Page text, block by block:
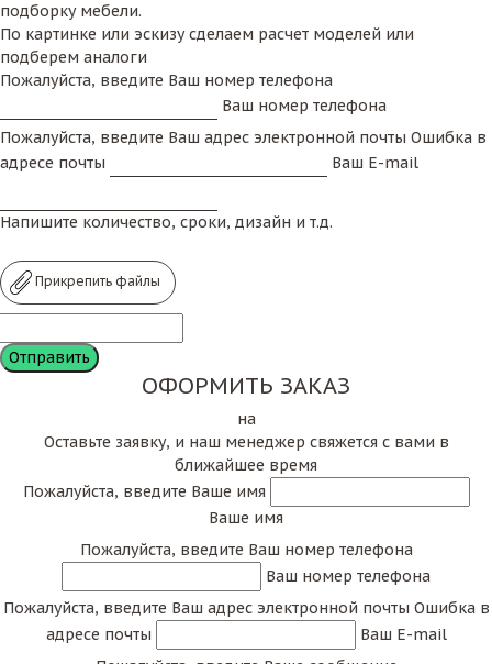
подборку мебели.
По картинке или эскизу сделаем расчет моделей или
подберем аналоги
Пожалуйста, введите Ваш номер телефона
Ваш номер телефона
Пожалуйста, введите Ваш адрес электронной почты Ошибка в
адресе почты
Ваш E-mail
Напишите количество, сроки, дизайн и т.д.
Прикрепить файлы
ОФОРМИТЬ ЗАКАЗ
на
Оставьте заявку, и наш менеджер свяжется с вами в
ближайшее время
Пожалуйста, введите Ваше имя
Ваше имя
Пожалуйста, введите Ваш номер телефона
Ваш номер телефона
Пожалуйста, введите Ваш адрес электронной почты Ошибка в
адресе почты
Ваш E-mail